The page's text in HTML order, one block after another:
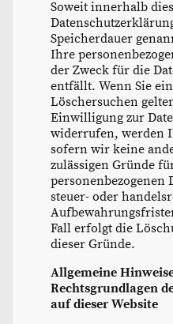
Soweit innerhalb
Speicherdauer
Ihre
der Zweck für die
entfällt. Wenn Sie
Löschersuchen
Einwilligung zur
widerrufen, werden
sofern wir keine
zulässigen Gründe
personenbezogenen
steuer- oder
Fall erfolgt die
dieser Gründe.
Allgemeine
Rechtsgrundlagen
auf dieser Website